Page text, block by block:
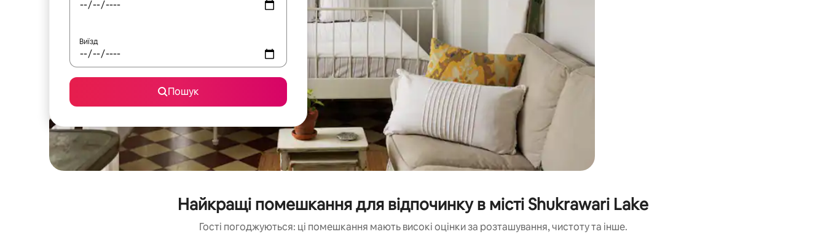
Виїзд
Пошук
Найкращі помешкання для відпочинку в місті Shukrawari Lake
Гості погоджуються: ці помешкання мають високі оцінки за розташування, чистоту та інше.